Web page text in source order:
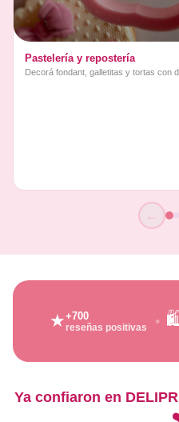
Pastelería y repostería
Decorá fondant, galletitas y tortas con
←
★+700
reseñas positivas
Ya confiaron en